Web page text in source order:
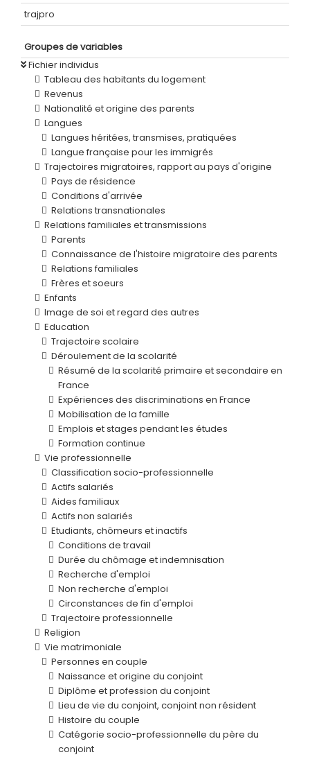
trajpro
Groupes de variables
Fichier individus
Tableau des habitants du logement
Revenus
Nationalité et origine des parents
Langues
Langues héritées, transmises, pratiquées
Langue française pour les immigrés
Trajectoires migratoires, rapport au pays d'origine
Pays de résidence
Conditions d'arrivée
Relations transnationales
Relations familiales et transmissions
Parents
Connaissance de l'histoire migratoire des parents
Relations familiales
Frères et soeurs
Enfants
Image de soi et regard des autres
Education
Trajectoire scolaire
Déroulement de la scolarité
Résumé de la scolarité primaire et secondaire en
France
Expériences des discriminations en France
Mobilisation de la famille
Emplois et stages pendant les études
Formation continue
Vie professionnelle
Classification socio-professionnelle
Actifs salariés
Aides familiaux
Actifs non salariés
Etudiants, chômeurs et inactifs
Conditions de travail
Durée du chômage et indemnisation
Recherche d'emploi
Non recherche d'emploi
Circonstances de fin d'emploi
Trajectoire professionnelle
Religion
Vie matrimoniale
Personnes en couple
Naissance et origine du conjoint
Diplôme et profession du conjoint
Lieu de vie du conjoint, conjoint non résident
Histoire du couple
Catégorie socio-professionnelle du père du
conjoint